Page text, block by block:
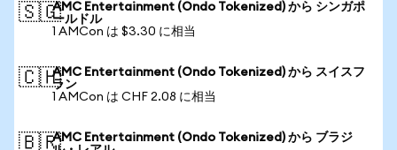
🇸🇬AMC Entertainment (Ondo Tokenized) から シンガポ
ールドル
1 AMCon は $3.30 に相当
🇨🇭AMC Entertainment (Ondo Tokenized) から スイスフ
ラン
1 AMCon は CHF 2.08 に相当
🇧🇷AMC Entertainment (Ondo Tokenized) から ブラジ